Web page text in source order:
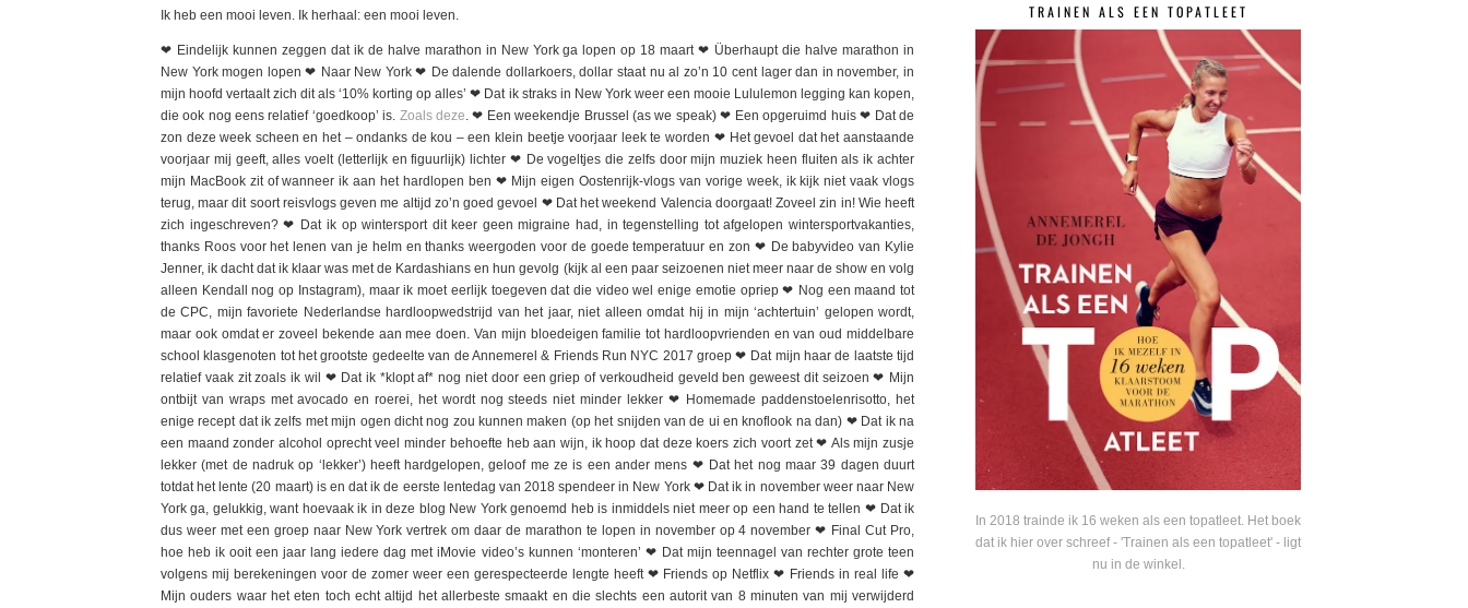
Ik heb een mooi leven. Ik herhaal: een mooi leven.
❤ Eindelijk kunnen zeggen dat ik de halve marathon in New York ga lopen op 18 maart ❤ Überhaupt die halve marathon in
New York mogen lopen ❤ Naar New York ❤ De dalende dollarkoers, dollar staat nu al zo’n 10 cent lager dan in november, in
mijn hoofd vertaalt zich dit als ‘10% korting op alles’ ❤ Dat ik straks in New York weer een mooie Lululemon legging kan kopen,
die ook nog eens relatief ‘goedkoop’ is. Zoals deze. ❤ Een weekendje Brussel (as we speak) ❤ Een opgeruimd huis ❤ Dat de
zon deze week scheen en het – ondanks de kou – een klein beetje voorjaar leek te worden ❤ Het gevoel dat het aanstaande
voorjaar mij geeft, alles voelt (letterlijk en figuurlijk) lichter ❤ De vogeltjes die zelfs door mijn muziek heen fluiten als ik achter
mijn MacBook zit of wanneer ik aan het hardlopen ben ❤ Mijn eigen Oostenrijk-vlogs van vorige week, ik kijk niet vaak vlogs
terug, maar dit soort reisvlogs geven me altijd zo’n goed gevoel ❤ Dat het weekend Valencia doorgaat! Zoveel zin in! Wie heeft
zich ingeschreven? ❤ Dat ik op wintersport dit keer geen migraine had, in tegenstelling tot afgelopen wintersportvakanties,
thanks Roos voor het lenen van je helm en thanks weergoden voor de goede temperatuur en zon ❤ De babyvideo van Kylie
Jenner, ik dacht dat ik klaar was met de Kardashians en hun gevolg (kijk al een paar seizoenen niet meer naar de show en volg
alleen Kendall nog op Instagram), maar ik moet eerlijk toegeven dat die video wel enige emotie opriep ❤ Nog een maand tot
de CPC, mijn favoriete Nederlandse hardloopwedstrijd van het jaar, niet alleen omdat hij in mijn ‘achtertuin’ gelopen wordt,
maar ook omdat er zoveel bekende aan mee doen. Van mijn bloedeigen familie tot hardloopvrienden en van oud middelbare
school klasgenoten tot het grootste gedeelte van de Annemerel & Friends Run NYC 2017 groep ❤ Dat mijn haar de laatste tijd
relatief vaak zit zoals ik wil ❤ Dat ik *klopt af* nog niet door een griep of verkoudheid geveld ben geweest dit seizoen ❤ Mijn
ontbijt van wraps met avocado en roerei, het wordt nog steeds niet minder lekker ❤ Homemade paddenstoelenrisotto, het
enige recept dat ik zelfs met mijn ogen dicht nog zou kunnen maken (op het snijden van de ui en knoflook na dan) ❤ Dat ik na
een maand zonder alcohol oprecht veel minder behoefte heb aan wijn, ik hoop dat deze koers zich voort zet ❤ Als mijn zusje
lekker (met de nadruk op ‘lekker’) heeft hardgelopen, geloof me ze is een ander mens ❤ Dat het nog maar 39 dagen duurt
totdat het lente (20 maart) is en dat ik de eerste lentedag van 2018 spendeer in New York ❤ Dat ik in november weer naar New
York ga, gelukkig, want hoevaak ik in deze blog New York genoemd heb is inmiddels niet meer op een hand te tellen ❤ Dat ik
dus weer met een groep naar New York vertrek om daar de marathon te lopen in november op 4 november ❤ Final Cut Pro,
hoe heb ik ooit een jaar lang iedere dag met iMovie video’s kunnen ‘monteren’ ❤ Dat mijn teennagel van rechter grote teen
volgens mij berekeningen voor de zomer weer een gerespecteerde lengte heeft ❤ Friends op Netflix ❤ Friends in real life ❤
Mijn ouders waar het eten toch echt altijd het allerbeste smaakt en die slechts een autorit van 8 minuten van mij verwijderd
TRAINEN ALS EEN TOPATLEET
In 2018 trainde ik 16 weken als een topatleet. Het boek
dat ik hier over schreef - 'Trainen als een topatleet' - ligt
nu in de winkel.